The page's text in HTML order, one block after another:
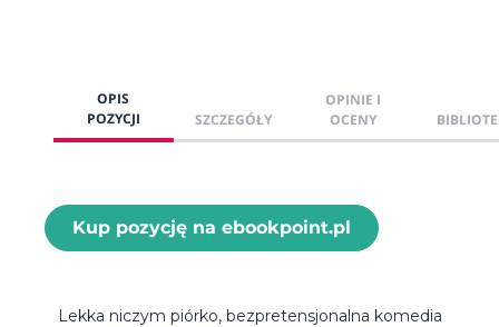
OPIS
POZYCJI
SZCZEGÓŁY
OPINIE I
OCENY
Kup pozycję na ebookpoint.pl
Lekka niczym piórko, bezpretensjonalna komedia